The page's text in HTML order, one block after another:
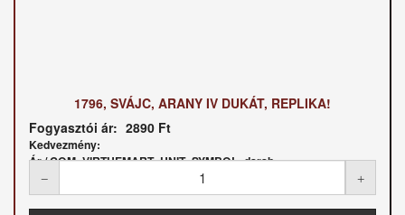
1796, SVÁJC, ARANY IV DUKÁT, REPLIKA!
Fogyasztói ár: 2890 Ft
Kedvezmény:
Ár / COM_VIRTUEMART_UNIT_SYMBOL_darab: